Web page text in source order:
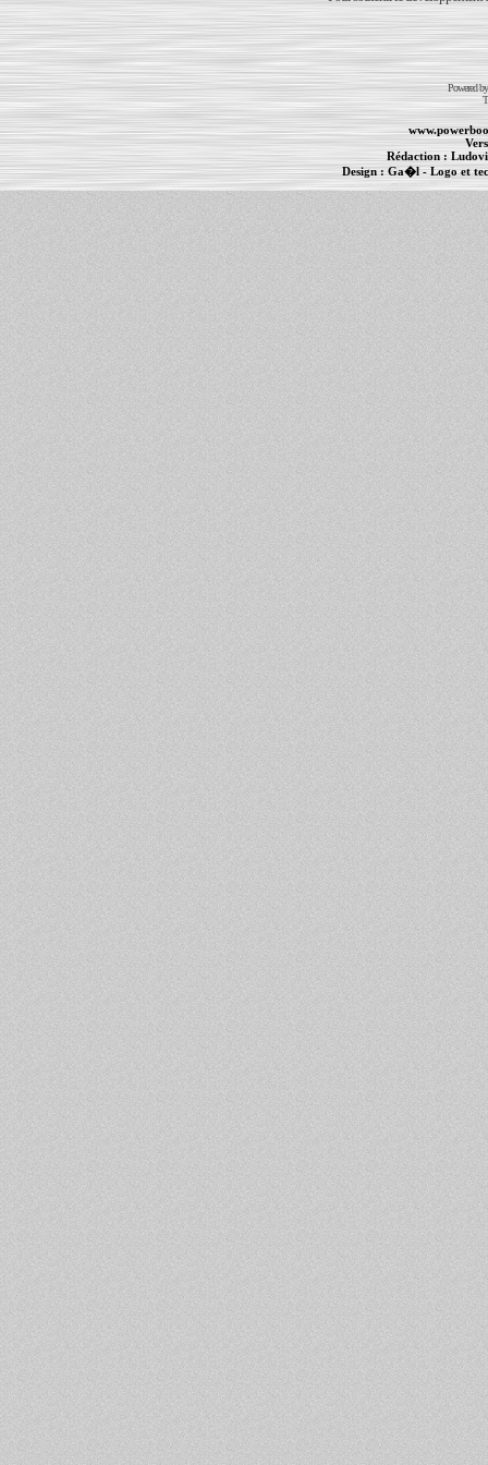
Powered
Rédaction :
Design : Ga�l- Logo et
Informations :